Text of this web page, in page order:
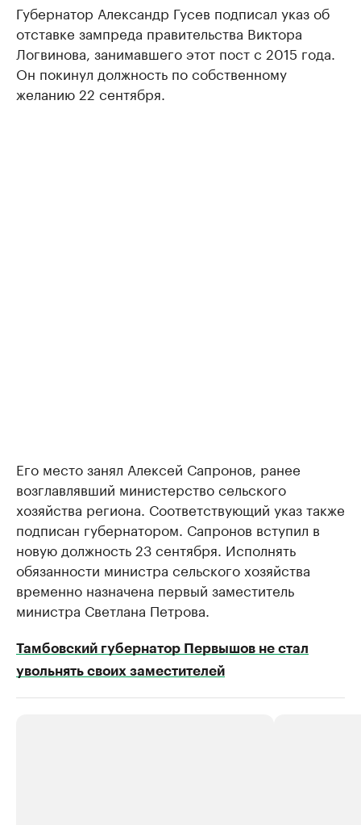
Губернатор Александр Гусев подписал указ об
отставке зампреда правительства Виктора
Логвинова, занимавшего этот пост с 2015 года.
Он покинул должность по собственному
желанию 22 сентября.
Его место занял Алексей Сапронов, ранее
возглавлявший министерство сельского
хозяйства региона. Соответствующий указ также
подписан губернатором. Сапронов вступил в
новую должность 23 сентября. Исполнять
обязанности министра сельского хозяйства
временно назначена первый заместитель
министра Светлана Петрова.
Тамбовский губернатор Первышов не стал
увольнять своих заместителей